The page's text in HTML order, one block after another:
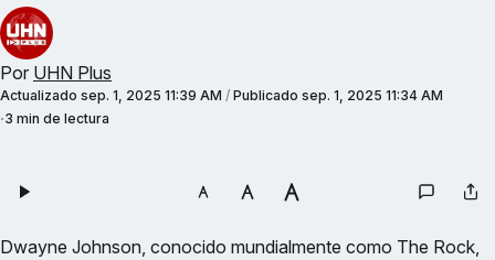
Por UHN Plus
Actualizado sep. 1, 2025 11:39 AM / Publicado sep. 1, 2025 11:34 AM
3 min de lectura
Dwayne Johnson, conocido mundialmente como The Rock,